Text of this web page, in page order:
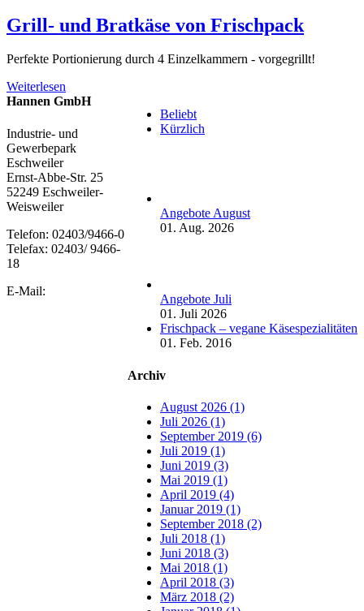
Grill- und Bratkäse von Frischpack
Perfekte Portionierung durch 4 Einzelkammern - vorgegrillt!
Weiterlesen
Beliebt
Kürzlich
Angebote August
01. Aug. 2026
Angebote Juli
01. Juli 2026
Frischpack – vegane Käsespezialitäten
01. Feb. 2016
Archiv
August 2026 (1)
Juli 2026 (1)
September 2019 (6)
Juli 2019 (1)
Juni 2019 (3)
Mai 2019 (1)
April 2019 (4)
Januar 2019 (1)
September 2018 (2)
Juli 2018 (1)
Juni 2018 (3)
Mai 2018 (1)
April 2018 (3)
März 2018 (2)
Hannen GmbH
Industrie- und
Gewerbepark
Eschweiler
Ernst-Abbe-Str. 25
52249 Eschweiler-
Weisweiler
Telefon: 02403/9466-0
Telefax: 02403/ 9466-
18
E-Mail: